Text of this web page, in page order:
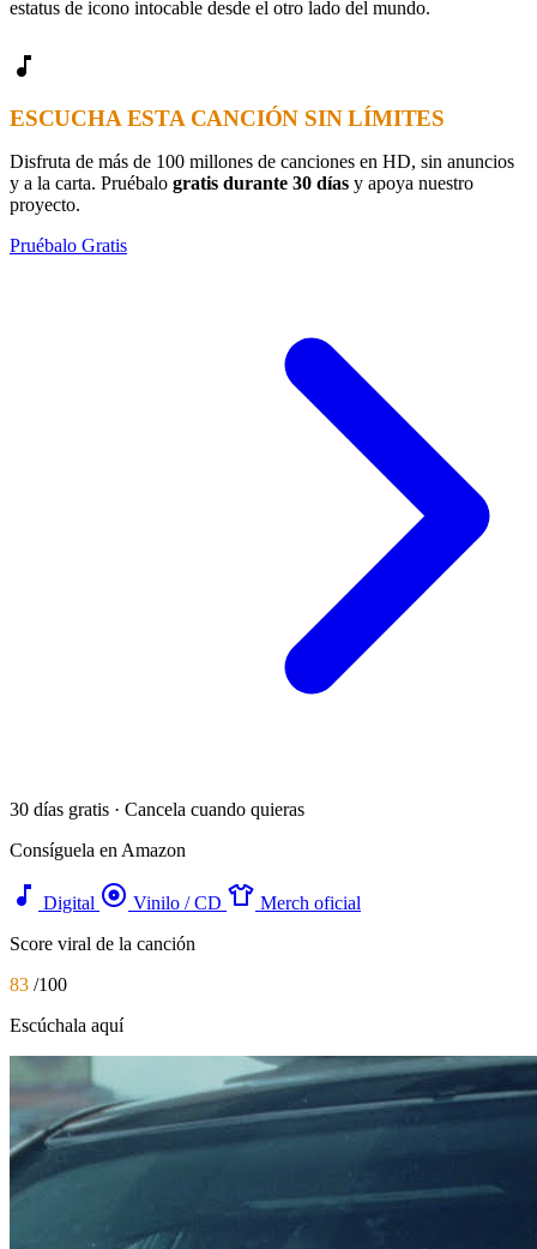
estatus de icono intocable desde el otro lado del mundo.
music_note
ESCUCHA ESTA CANCIÓN SIN LÍMITES
Disfruta de más de 100 millones de canciones en HD, sin anuncios
y a la carta. Pruébalo gratis durante 30 días y apoya nuestro
proyecto.
Pruébalo Gratis
30 días gratis · Cancela cuando quieras
Consíguela en Amazon
music_note Digital album Vinilo / CD apparel Merch oficial
Score viral de la canción
83 /100
Escúchala aquí